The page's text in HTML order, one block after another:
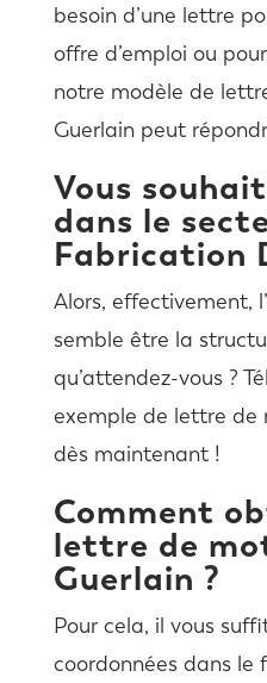
besoin d’une lettre
offre d’emploi ou
notre modèle de
Guerlain peut
Vous
dans le
Fabrication
Alors, effectivement,
semble être la
qu’attendez-vous ?
exemple de lettre de
dès maintenant !
Comment
lettre de
Guerlain ?
Pour cela, il vous
coordonnées dans le